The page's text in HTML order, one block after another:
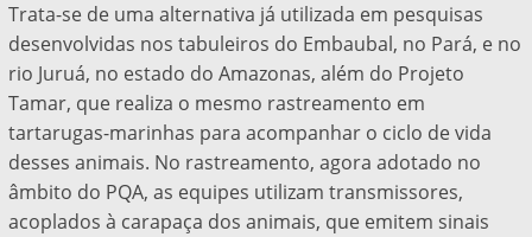
Trata-se de uma alternativa já utilizada em pesquisas
desenvolvidas nos tabuleiros do Embaubal, no Pará, e no
rio Juruá, no estado do Amazonas, além do Projeto
Tamar, que realiza o mesmo rastreamento em
tartarugas-marinhas para acompanhar o ciclo de vida
desses animais. No rastreamento, agora adotado no
âmbito do PQA, as equipes utilizam transmissores,
acoplados à carapaça dos animais, que emitem sinais